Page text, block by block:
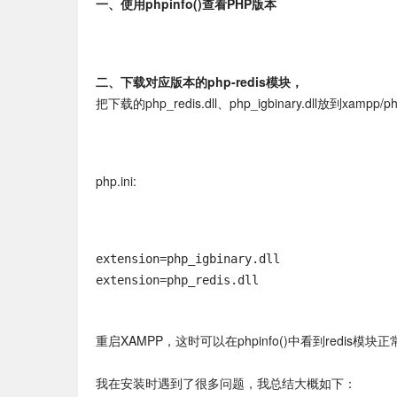
一、使用phpinfo()查看PHP版本
二、下载对应版本的php-redis模块，
把下载的php_redis.dll、php_igbinary.dll放到xampp/
php.ini:
extension=php_igbinary.dll
extension=php_redis.dll
重启XAMPP，这时可以在phpinfo()中看到redis模块正
我在安装时遇到了很多问题，我总结大概如下：